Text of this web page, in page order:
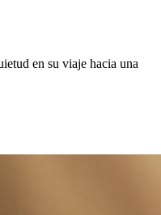
en su viaje hacia una